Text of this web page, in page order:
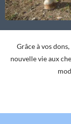
Grâce à vos
nouvelle vie aux